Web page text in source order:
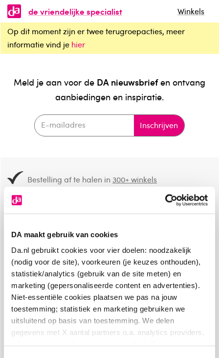
DA maakt gebruik van cookies
Da.nl gebruikt cookies voor vier doelen: noodzakelijk
(nodig voor de site), voorkeuren (je keuzes onthouden),
statistiek/analytics (gebruik van de site meten) en
marketing (gepersonaliseerde content en advertenties).
Niet-essentiële cookies plaatsen we pas na jouw
toestemming; statistiek en marketing gebruiken we
uitsluitend op basis van toestemming. We delen
gegevens met X aantal partners o.a. analytics providers,
de vriendelijke specialist
Winkels
Op dit moment zijn er twee terugroepacties, meer
informatie vind je hier
Meld je aan voor de DA nieuwsbriefen ontvang
aanbiedingen en inspiratie.
Inschrijven
Bestelling af te halen in300+ winkels
8.6 uit4.106 reviews
Over DA
Klantenservice
Assortiment
VolgDAop: